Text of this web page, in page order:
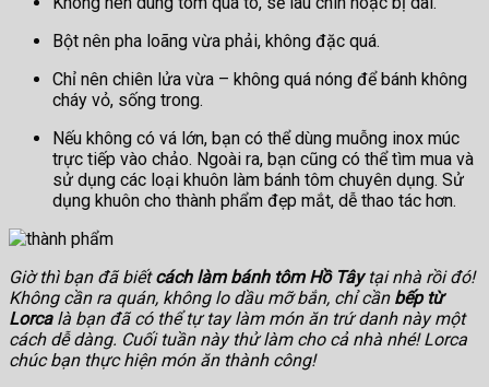
Bột nên pha loãng vừa phải, không đặc quá.
Chỉ nên chiên lửa vừa – không quá nóng để bánh không
cháy vỏ, sống trong.
Nếu không có vá lớn, bạn có thể dùng muỗng inox múc
trực tiếp vào chảo. Ngoài ra, bạn cũng có thể tìm mua và
sử dụng các loại khuôn làm bánh tôm chuyên dụng. Sử
dụng khuôn cho thành phẩm đẹp mắt, dễ thao tác hơn.
Giờ thì bạn đã biếtcách làm bánh tôm Hồ Tâytại nhà rồi đó!
Không cần ra quán, không lo dầu mỡ bắn, chỉ cần bếp từ
Lorcalà bạn đã có thể tự tay làm món ăn trứ danh này một
cách dễ dàng. Cuối tuần này thử làm cho cả nhà nhé! Lorca
chúc bạn thực hiện món ăn thành công!